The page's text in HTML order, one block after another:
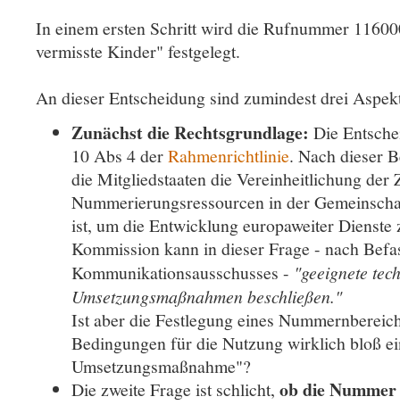
In einem ersten Schritt wird die Rufnummer
vermisste Kinder" festgelegt.
An dieser Entscheidung sind zumindest drei
Zunächst die Rechtsgrundlage: Die
10 Abs 4 derRahmenrichtlinie. Nach dieser
die Mitgliedstaaten die Vereinheitlichung der
Nummerierungsressourcen in der
ist, um die Entwicklung europaweiter
Kommission kann in dieser Frage - nach
Kommunikationsausschusses - "geeignete
Umsetzungsmaßnahmen beschließen."
Ist aber die Festlegung eines
Bedingungen für die Nutzung wirklich bloß
Umsetzungsmaßnahme"?
Die zweite Frage ist schlicht, ob die